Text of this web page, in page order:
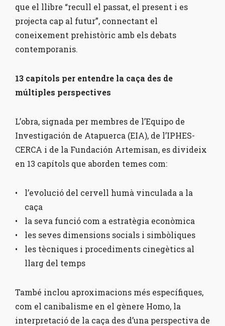
que el llibre “recull el passat, el present i es
projecta cap al futur”, connectant el
coneixement prehistòric amb els debats
contemporanis.
13 capítols per entendre la caça des de
múltiples perspectives
L’obra, signada per membres de l’Equipo de
Investigación de Atapuerca (EIA), de l’IPHES-
CERCA i de la Fundación Artemisan, es divideix
en 13 capítols que aborden temes com:
l’evolució del cervell humà vinculada a la
caça
la seva funció com a estratègia econòmica
les seves dimensions socials i simbòliques
les tècniques i procediments cinegètics al
llarg del temps
També inclou aproximacions més específiques,
com el canibalisme en el gènere Homo, la
interpretació de la caça des d’una perspectiva de